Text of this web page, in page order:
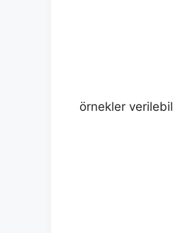
örnekler